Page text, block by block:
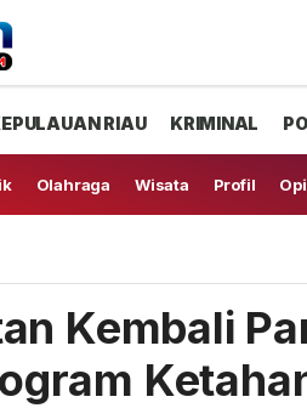
RIAU KRIMINAL
Olahraga Wisata Profil
Kembali